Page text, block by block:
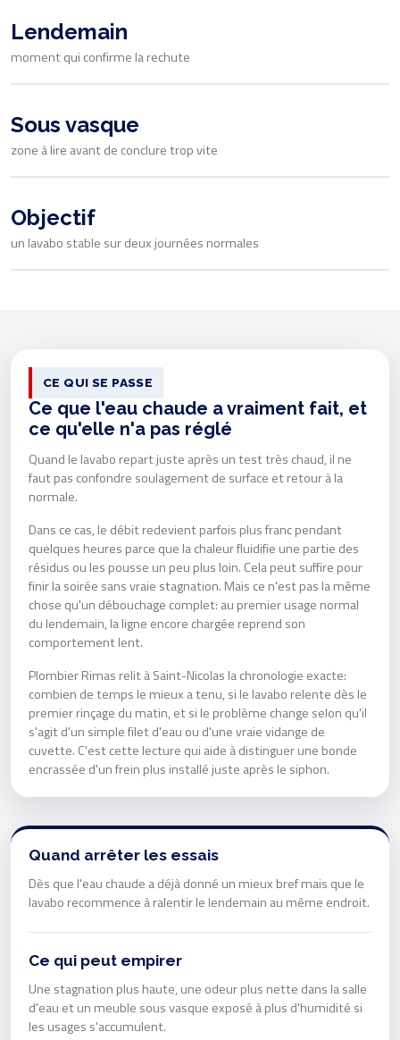
Lendemain
moment qui confirme la rechute
Sous vasque
zone à lire avant de conclure trop vite
Objectif
un lavabo stable sur deux journées normales
CE QUI SE PASSE
Ce que l'eau chaude a vraiment fait, et
ce qu'elle n'a pas réglé
Quand le lavabo repart juste après un test très chaud, il ne
faut pas confondre soulagement de surface et retour à la
normale.
Dans ce cas, le débit redevient parfois plus franc pendant
quelques heures parce que la chaleur fluidifie une partie des
résidus ou les pousse un peu plus loin. Cela peut suffire pour
finir la soirée sans vraie stagnation. Mais ce n'est pas la même
chose qu'un débouchage complet: au premier usage normal
du lendemain, la ligne encore chargée reprend son
comportement lent.
Plombier Rimas relit à Saint-Nicolas la chronologie exacte:
combien de temps le mieux a tenu, si le lavabo relente dès le
premier rinçage du matin, et si le problème change selon qu'il
s'agit d'un simple filet d'eau ou d'une vraie vidange de
cuvette. C'est cette lecture qui aide à distinguer une bonde
encrassée d'un frein plus installé juste après le siphon.
Quand arrêter les essais
Dès que l'eau chaude a déjà donné un mieux bref mais que le
lavabo recommence à ralentir le lendemain au même endroit.
Ce qui peut empirer
Une stagnation plus haute, une odeur plus nette dans la salle
d'eau et un meuble sous vasque exposé à plus d'humidité si
les usages s'accumulent.